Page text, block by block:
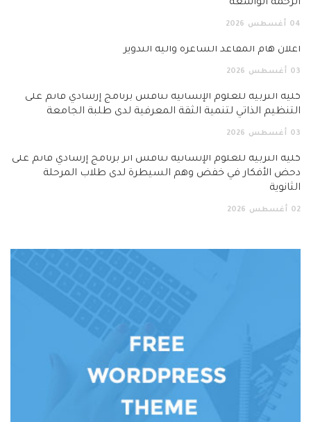
الرحمة الواسعة”
04 أغسطس 2026
اعلان هام المقاعد الشاغرة وآلية التدوير
03 أغسطس 2026
كلية التربية للعلوم الإنسانية تناقش برنامج إرشادي قائم على
التنظيم الذاتي لتنمية الثقة المعرفية لدى طلبة الجامعة
03 أغسطس 2026
كلية التربية للعلوم الإنسانية تناقش أثر برنامج إرشادي قائم على
دحض الأفكار في خفض وهم السيطرة لدى طلاب المرحلة
الثانوية
02 أغسطس 2026